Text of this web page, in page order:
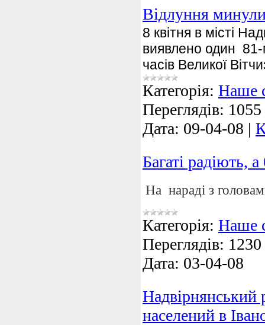
Відлуння
8 квітня в місті
виявлено один 81-
часів Великої
Категорія: Наше
Переглядів: 1055
Дата: 09-04-08 |
Багаті радіють,
На нараді з
Категорія: Наше
Переглядів: 1230
Дата: 03-04-08
Надвірнянський
населений в